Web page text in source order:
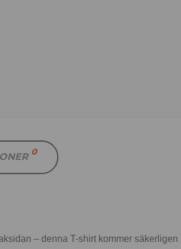
0
– denna T-shirt kommer säkerligen